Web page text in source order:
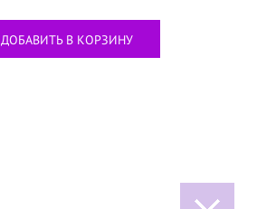
ДОБАВИТЬ В КОРЗИНУ